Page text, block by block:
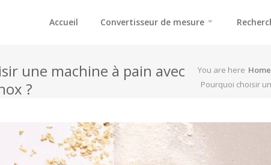
Accueil Convertisseur de mesure
une machine à pain avec
?
You are here Home
Pourquoi choisir